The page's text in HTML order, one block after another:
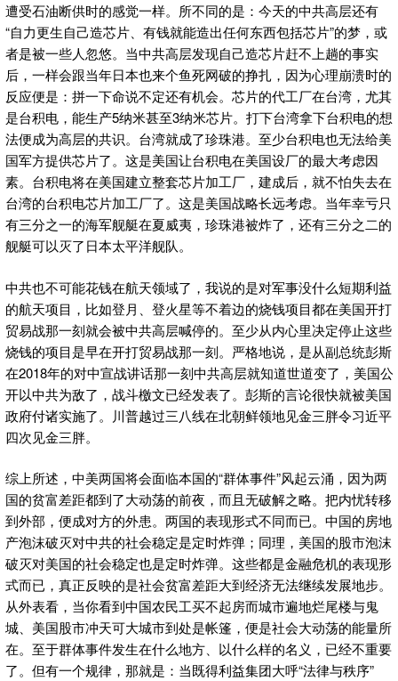
遭受石油断供时的感觉一样。所不同的是：今天的中共高层还有
“自力更生自己造芯片、有钱就能造出任何东西包括芯片”的梦，或
者是被一些人忽悠。当中共高层发现自己造芯片赶不上趟的事实
后，一样会跟当年日本也来个鱼死网破的挣扎，因为心理崩溃时的
反应便是：拼一下命说不定还有机会。芯片的代工厂在台湾，尤其
是台积电，能生产5纳米甚至3纳米芯片。打下台湾拿下台积电的想
法便成为高层的共识。台湾就成了珍珠港。至少台积电也无法给美
国军方提供芯片了。这是美国让台积电在美国设厂的最大考虑因
素。台积电将在美国建立整套芯片加工厂，建成后，就不怕失去在
台湾的台积电芯片加工厂了。这是美国战略长远考虑。当年幸亏只
有三分之一的海军舰艇在夏威夷，珍珠港被炸了，还有三分之二的
舰艇可以灭了日本太平洋舰队。
中共也不可能花钱在航天领域了，我说的是对军事没什么短期利益
的航天项目，比如登月、登火星等不着边的烧钱项目都在美国开打
贸易战那一刻就会被中共高层喊停的。至少从内心里决定停止这些
烧钱的项目是早在开打贸易战那一刻。严格地说，是从副总统彭斯
在2018年的对中宣战讲话那一刻中共高层就知道世道变了，美国公
开以中共为敌了，战斗檄文已经发表了。彭斯的言论很快就被美国
政府付诸实施了。川普越过三八线在北朝鲜领地见金三胖令习近平
四次见金三胖。
综上所述，中美两国将会面临本国的“群体事件”风起云涌，因为两
国的贫富差距都到了大动荡的前夜，而且无破解之略。把内忧转移
到外部，便成对方的外患。两国的表现形式不同而已。中国的房地
产泡沫破灭对中共的社会稳定是定时炸弹；同理，美国的股市泡沫
破灭对美国的社会稳定也是定时炸弹。这些都是金融危机的表现形
式而已，真正反映的是社会贫富差距大到经济无法继续发展地步。
从外表看，当你看到中国农民工买不起房而城市遍地烂尾楼与鬼
城、美国股市冲天可大城市到处是帐篷，便是社会大动荡的能量所
在。至于群体事件发生在什么地方、以什么样的名义，已经不重要
了。但有一个规律，那就是：当既得利益集团大呼“法律与秩序”